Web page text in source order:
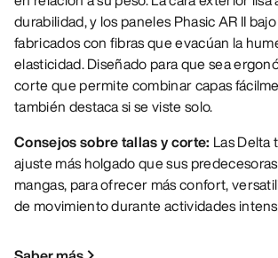
durabilidad, y los paneles Phasic AR II
fabricados con fibras que evacúan la
elasticidad. Diseñado para que sea
corte que permite combinar capas
también destaca si se viste solo.
Consejos sobre tallas y corte: Las Delta
ajuste más holgado que sus
mangas, para ofrecer más confort,
de movimiento durante actividades